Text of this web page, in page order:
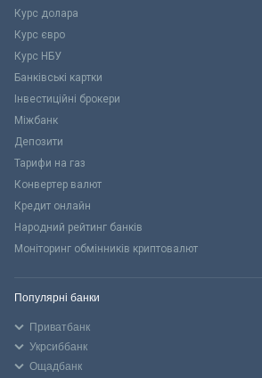
Курс долара
Курс євро
Курс НБУ
Банківські картки
Інвестиційні брокери
Міжбанк
Депозити
Тарифи на газ
Конвертер валют
Кредит онлайн
Народний рейтинг банків
Моніторинг обмінників криптовалют
Популярні банки
Приватбанк
Укрсиббанк
Ощадбанк